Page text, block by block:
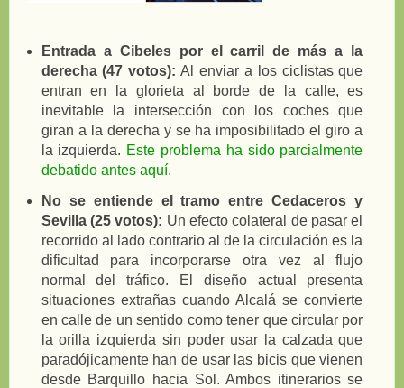
Entrada a Cibeles por el carril de más a la
derecha (47 votos): Al enviar a los ciclistas que
entran en la glorieta al borde de la calle, es
inevitable la intersección con los coches que
giran a la derecha y se ha imposibilitado el giro a
la izquierda. Este problema ha sido parcialmente
debatido antes aquí.
No se entiende el tramo entre Cedaceros y
Sevilla (25 votos): Un efecto colateral de pasar el
recorrido al lado contrario al de la circulación es la
dificultad para incorporarse otra vez al flujo
normal del tráfico. El diseño actual presenta
situaciones extrañas cuando Alcalá se convierte
en calle de un sentido como tener que circular por
la orilla izquierda sin poder usar la calzada que
paradójicamente han de usar las bicis que vienen
desde Barquillo hacia Sol. Ambos itinerarios se